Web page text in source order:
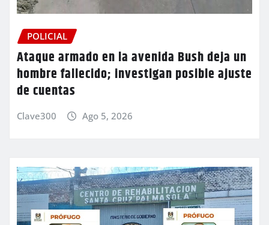
POLICIAL
Ataque armado en la avenida Bush deja un
hombre fallecido; investigan posible ajuste
de cuentas
Clave300 Ago 5, 2026